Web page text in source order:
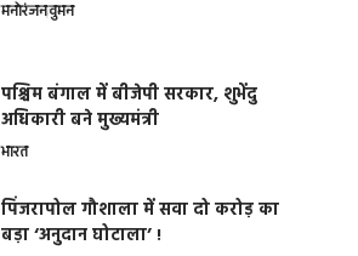
मनोरंजनवुमन
पश्चिम बंगाल में बीजेपी सरकार, शुभेंदु
अधिकारी बने मुख्यमंत्री
भारत
​पिंजरापोल गौशाला में सवा दो करोड़ का
बड़ा ‘अनुदान घोटाला’ !